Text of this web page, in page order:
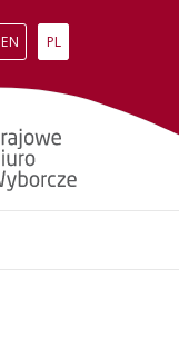
Change language to English
EN Zmień język na
PL